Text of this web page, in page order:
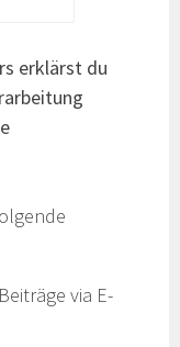
erklärst du
via E-